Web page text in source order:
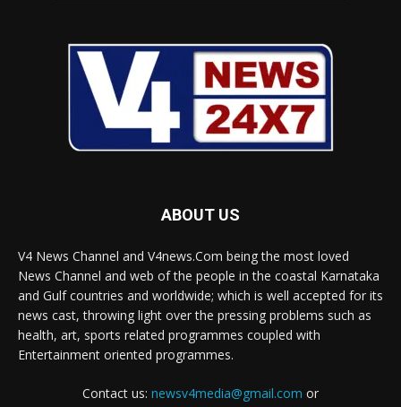
ABOUT US
V4 News Channel and V4news.Com being the most loved
News Channel and web of the people in the coastal Karnataka
and Gulf countries and worldwide; which is well accepted for its
news cast, throwing light over the pressing problems such as
health, art, sports related programmes coupled with
Entertainment oriented programmes.
Contact us: newsv4media@gmail.com or